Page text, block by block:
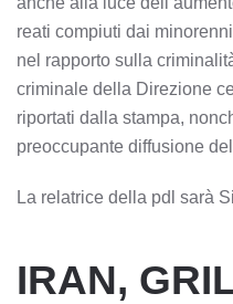
reati compiuti dai
nel rapporto sulla
criminale della Direzione
riportati dalla stampa,
preoccupante diffusione
La relatrice della pdl sarà
IRAN,